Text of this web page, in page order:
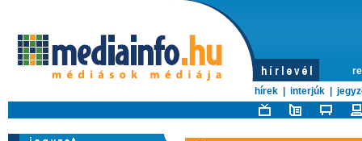
hírek
interjúk